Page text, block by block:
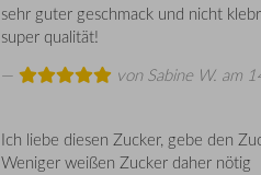
sehr guter geschmack und nicht
super qualität!
von Sabine W. am
Ich liebe diesen Zucker, gebe den
Weniger weißen Zucker daher nötig